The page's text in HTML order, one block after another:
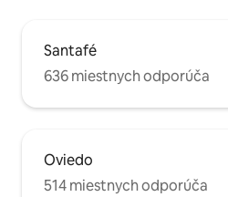
Santafé
636 miestnych odporúča
Oviedo
514 miestnych odporúča